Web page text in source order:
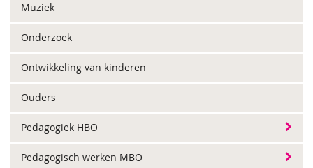
Muziek
Onderzoek
Ontwikkeling van kinderen
Ouders
Pedagogiek HBO
Pedagogisch werken MBO